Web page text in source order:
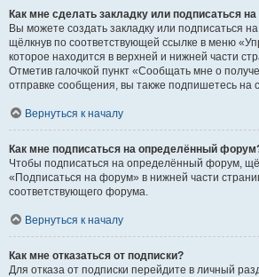
Как мне сделать закладку или подписаться
Вы можете создать закладку или подписаться
щёлкнув по соответствующей ссылке в меню
которое находится в верхней и нижней части
Отметив галочкой пункт «Сообщать мне о
отправке сообщения, вы также подпишетесь на
Вернуться к началу
Как мне подписаться на определённый
Чтобы подписаться на определённый форум,
«Подписаться на форум» в нижней части
соответствующего форума.
Вернуться к началу
Как мне отказаться от подписки?
Для отказа от подписки перейдите в личный